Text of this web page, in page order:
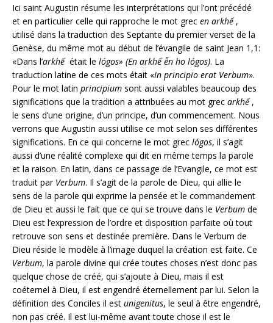
Ici saint Augustin résume les interprétations qui l’ont précédé
et en particulier celle qui rapproche le mot grec en arkhế,
utilisé dans la traduction des Septante du premier verset de la
Genèse, du même mot au début de l’évangile de saint Jean 1,1:
«Dans l’arkhếétait le lógos» (En arkhế ễn ho lógos). La
traduction latine de ces mots était «In principio erat Verbum».
Pour le mot latin principium sont aussi valables beaucoup des
significations que la tradition a attribuées au mot grec arkhế,
le sens d’une origine, d’un principe, d’un commencement. Nous
verrons que Augustin aussi utilise ce mot selon ses différentes
significations. En ce qui concerne le mot grec lógos, il s’agit
aussi d’une réalité complexe qui dit en même temps la parole
et la raison. En latin, dans ce passage de l’Evangile, ce mot est
traduit par Verbum. Il s’agit de la parole de Dieu, qui allie le
sens de la parole qui exprime la pensée et le commandement
de Dieu et aussi le fait que ce qui se trouve dans le Verbum de
Dieu est l’expression de l’ordre et disposition parfaite où tout
retrouve son sens et destinée première. Dans le Verbum de
Dieu réside le modèle à l’image duquel la création est faite. Ce
Verbum, la parole divine qui crée toutes choses n’est donc pas
quelque chose de créé, qui s’ajoute à Dieu, mais il est
coéternel à Dieu, il est engendré éternellement par lui. Selon la
définition des Conciles il est unigenitus, le seul à être engendré,
non pas créé. Il est lui-même avant toute chose il est le